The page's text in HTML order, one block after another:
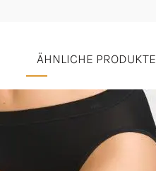
ÄHNLICHE PRODUKTE